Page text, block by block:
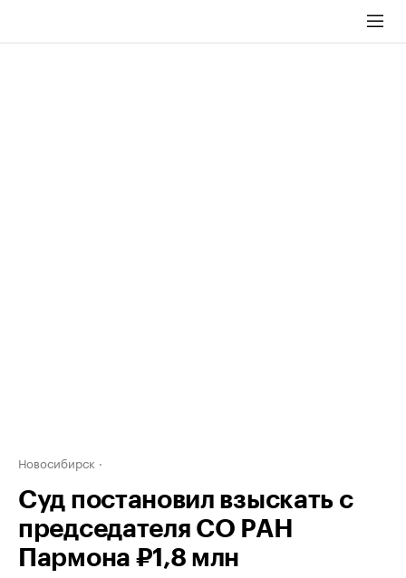
Новосибирск
Суд постановил взыскать с
председателя СО РАН
Пармона ₽1,8 млн